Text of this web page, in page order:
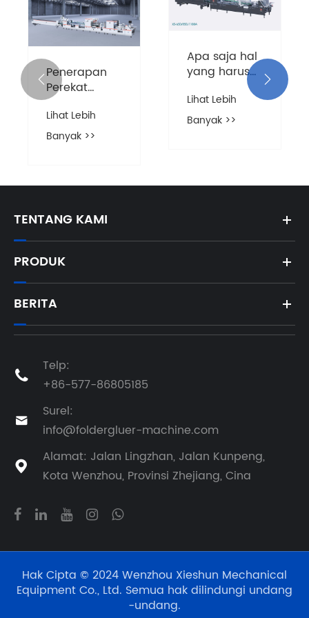
Penerapan
Perekat
Folder Tugas
Berat
Otomatis
Lihat Lebih
Banyak >>
Apa saja hal
yang harus
diperhatikan
dalam
pengoperasian
folder Gluer?
Lihat Lebih
Banyak >>
 
TENTANG KAMI
PRODUK
BERITA

Telp:
+86-577-86805185

Surel:
info@foldergluer-machine.com

Alamat: Jalan Lingzhan, Jalan Kunpeng,
Kota Wenzhou, Provinsi Zhejiang, Cina
Hak Cipta © 2024 Wenzhou Xieshun Mechanical
Equipment Co., Ltd. Semua hak dilindungi undang
-undang.